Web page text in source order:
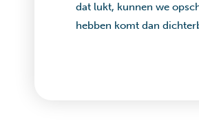
dat lukt, kunnen we
hebben komt dan